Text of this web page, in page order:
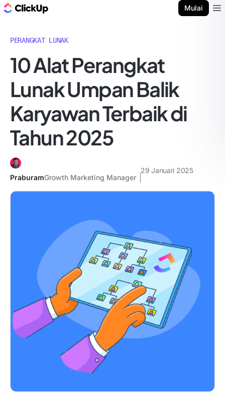
Mulai
PERANGKAT LUNAK
10 Alat Perangkat
Lunak Umpan Balik
Karyawan Terbaik di
Tahun 2025
PraburamGrowth Marketing Manager
29 Januari 2025